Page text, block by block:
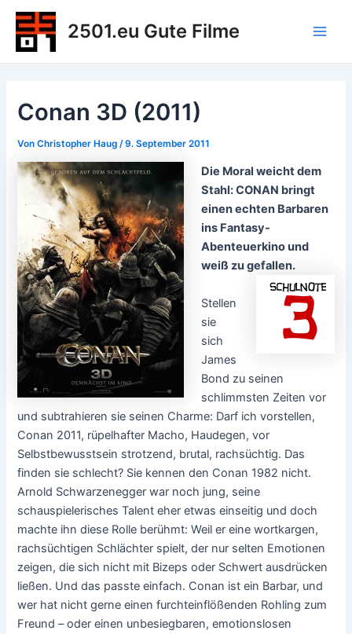
Zum
Inhalt
springen
2501.eu Gute Filme
Conan 3D (2011)
VonChristopher Haug/9. September 2011
Die Moral weicht dem
Stahl: CONAN bringt
einen echten Barbaren
ins Fantasy-
Abenteuerkino und
weiß zu gefallen.
Stellen
sie
sich
James
Bond zu seinen
schlimmsten Zeiten vor
und subtrahieren sie seinen Charme: Darf ich vorstellen,
Conan 2011, rüpelhafter Macho, Haudegen, vor
Selbstbewusstsein strotzend, brutal, rachsüchtig. Das
finden sie schlecht? Sie kennen den Conan 1982 nicht.
Arnold Schwarzenegger war noch jung, seine
schauspielerisches Talent eher etwas einseitig und doch
machte ihn diese Rolle berühmt: Weil er eine wortkargen,
rachsüchtigen Schlächter spielt, der nur selten Emotionen
zeigen, die sich nicht mit Bizeps oder Schwert ausdrücken
ließen. Und das passte einfach. Conan ist ein Barbar, und
wer hat nicht gerne einen furchteinflößenden Rohling zum
Freund – oder einen unbesiegbaren, emotionslosen